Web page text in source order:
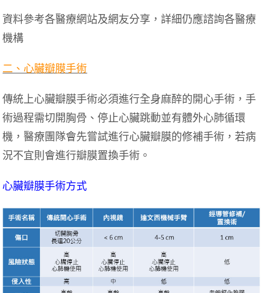
資料參考各醫療網站及網友分享，詳細仍應諮詢各醫療
機構
二、心臟瓣膜手術
傳統上心臟瓣膜手術必須進行全身麻醉的開心手術，手
術過程需切開胸骨、停止心臟跳動並有體外心肺循環
機，醫療團隊會先嘗試進行心臟瓣膜的修補手術，若病
況不宜則會進行瓣膜置換手術。
心臟瓣膜手術方式